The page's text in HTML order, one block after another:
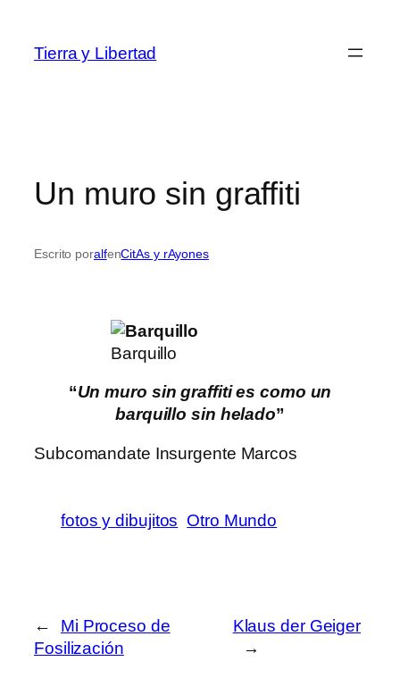
contenido
Tierra y Libertad
Un muro sin graffiti
Escrito poralfenCitAs y rAyones
Barquillo
“Un muro sin graffiti es como un
barquillo sin helado”
Subcomandate Insurgente Marcos
fotos y dibujitos Otro Mundo
←
Mi Proceso de
Fosilización
Klaus der Geiger
→